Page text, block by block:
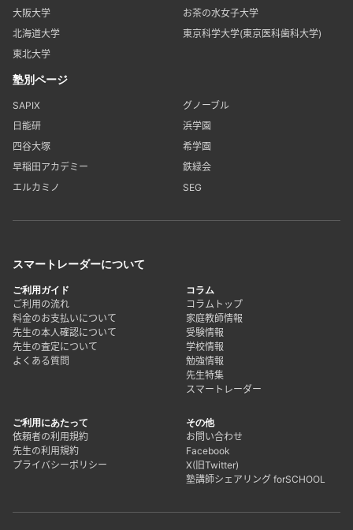
大阪大学
お茶の水女子大学
北海道大学
東京科学大学(東京医科歯科大学)
東北大学
塾別ページ
SAPIX
グノーブル
日能研
浜学園
四谷大塚
希学園
早稲田アカデミー
鉄緑会
エルカミノ
SEG
スマートレーダーについて
ご利用ガイド
ご利用の流れ
料金のお支払いについて
先生の本人確認について
先生の査定について
よくある質問
コラム
コラムトップ
家庭教師情報
受験情報
学校情報
勉強情報
先生特集
スマートレーダー
ご利用にあたって
依頼者の利用規約
先生の利用規約
プライバシーポリシー
その他
お問い合わせ
Facebook
X(旧Twitter)
塾講師シェアリング forSCHOOL